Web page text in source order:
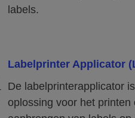
labels.
Labelprinter Applicator
De labelprinterapplicator
oplossing voor het printen